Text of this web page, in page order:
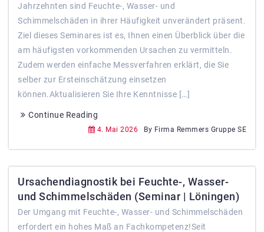
Jahrzehnten sind Feuchte-, Wasser- und
Schimmelschäden in ihrer Häufigkeit unverändert präsent.
Ziel dieses Seminares ist es, Ihnen einen Überblick über die
am häufigsten vorkommenden Ursachen zu vermitteln.
Zudem werden einfache Messverfahren erklärt, die Sie
selber zur Ersteinschätzung einsetzen
können.Aktualisieren Sie Ihre Kenntnisse […]
Continue Reading
4. Mai 2026 By Firma Remmers Gruppe SE
Ursachendiagnostik bei Feuchte-, Wasser-
und Schimmelschäden (Seminar | Löningen)
Der Umgang mit Feuchte-, Wasser- und Schimmelschäden
erfordert ein hohes Maß an Fachkompetenz!Seit